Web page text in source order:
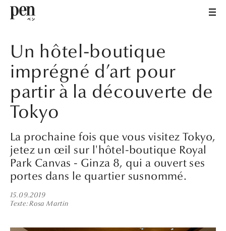
Un hôtel-boutique
imprégné d’art pour
partir à la découverte de
Tokyo
La prochaine fois que vous visitez Tokyo,
jetez un œil sur l'hôtel-boutique Royal
Park Canvas - Ginza 8, qui a ouvert ses
portes dans le quartier susnommé.
15.09.2019
Texte Rosa Martin